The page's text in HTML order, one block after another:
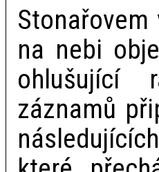
na nebi
ohlušující
záznamů